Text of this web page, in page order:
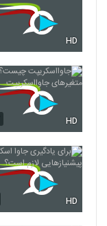
60
62
HD
HD
HD